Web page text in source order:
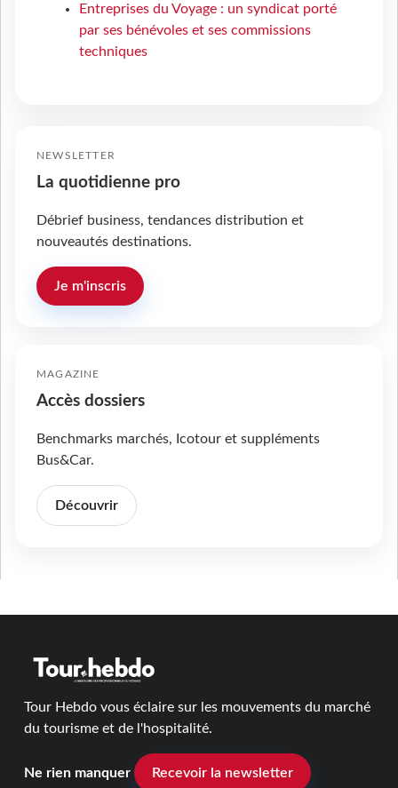
Entreprises du Voyage : un syndicat porté
par ses bénévoles et ses commissions
techniques
NEWSLETTER
La quotidienne pro
Débrief business, tendances distribution et
nouveautés destinations.
Je m'inscris
MAGAZINE
Accès dossiers
Benchmarks marchés, Icotour et suppléments
Bus&Car.
Découvrir
Tour Hebdo vous éclaire sur les mouvements du marché
du tourisme et de l'hospitalité.
Ne rien manquer Recevoir la newsletter